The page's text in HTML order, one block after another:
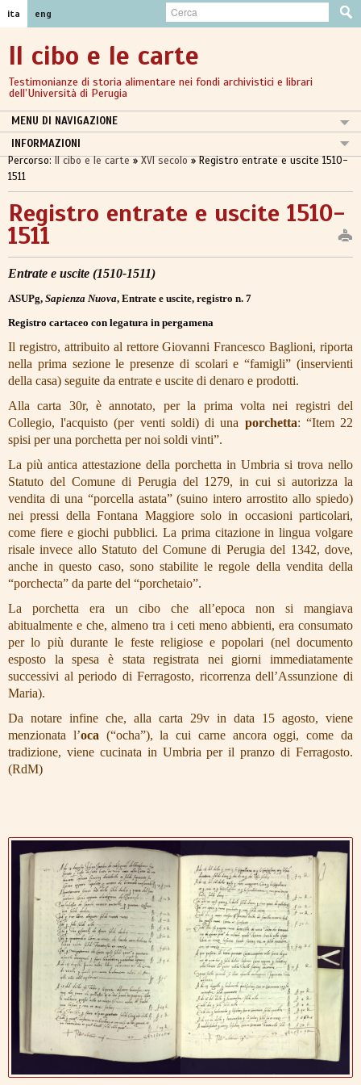
ita eng
Il cibo e le carte
Testimonianze di storia alimentare nei fondi archivistici e librari
dell’Università di Perugia
MENU DI NAVIGAZIONE
INTRODUZIONE
XIV-XV SECOLO
XVI SECOLO
IL TRATTATO DI BALDASSARRE PISANELLI
LE SCULTURE DELLA FONTANA MAGGIORE: "DICEMBRE"
L' "HERBARIO" DI CASTORE DURANTE
ANTICHE RICETTE DI "PORCHETTA"
LRCS - GRUPPO DI LAVORO LIBRI RARI E COLLEZIONI SPECIALI
I LUOGHI DELLA MOSTRA
CREDITS
PHOTOGALLERY
INFORMAZIONI
Percorso: Il cibo e le carte»XVI secolo»Registro entrate e uscite 1510-
1511
Registro entrate e uscite 1510-
1511
Entrate e uscite (1510-1511)
ASUPg, Sapienza Nuova, Entrate e uscite, registro n. 7
Registro cartaceo con legatura in pergamena
Il registro, attribuito al rettore Giovanni Francesco Baglioni, riporta
nella prima sezione le presenze di scolari e “famigli” (inservienti
della casa) seguite da entrate e uscite di denaro e prodotti.
Alla carta 30r, è annotato, per la prima volta nei registri del
Collegio, l'acquisto (per venti soldi) di una porchetta: “Item 22
spisi per una porchetta per noi soldi vinti”.
La più antica attestazione della porchetta in Umbria si trova nello
Statuto del Comune di Perugia del 1279, in cui si autorizza la
vendita di una “porcella astata” (suino intero arrostito allo spiedo)
nei pressi della Fontana Maggiore solo in occasioni particolari,
come fiere e giochi pubblici. La prima citazione in lingua volgare
risale invece allo Statuto del Comune di Perugia del 1342, dove,
anche in questo caso, sono stabilite le regole della vendita della
“porchecta” da parte del “porchetaio”.
La porchetta era un cibo che all’epoca non si mangiava
abitualmente e che, almeno tra i ceti meno abbienti, era consumato
per lo più durante le feste religiose e popolari (nel documento
esposto la spesa è stata registrata nei giorni immediatamente
successivi al periodo di Ferragosto, ricorrenza dell’Assunzione di
Maria).
Da notare infine che, alla carta 29v in data 15 agosto, viene
menzionata l’oca (“ocha”), la cui carne ancora oggi, come da
tradizione, viene cucinata in Umbria per il pranzo di Ferragosto.
(RdM)